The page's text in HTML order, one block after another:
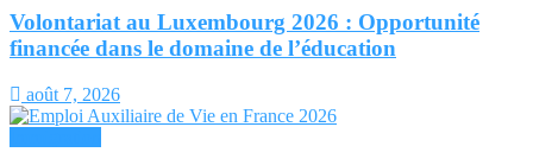
Volontariat au Luxembourg 2026 : Opportunité
financée dans le domaine de l’éducation
août 7, 2026